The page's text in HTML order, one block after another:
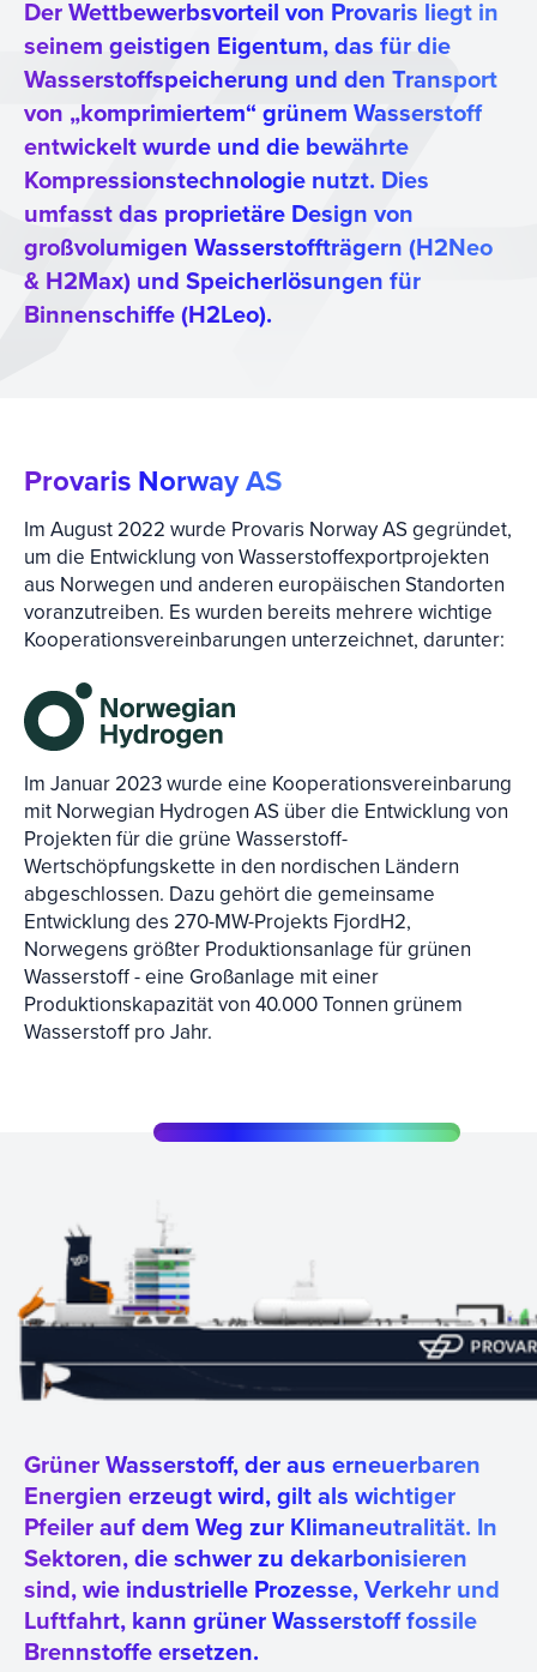
Der Wettbewerbsvorteil von Provaris liegt in
seinem geistigen Eigentum, das für die
Wasserstoffspeicherung und den Transport
von „komprimiertem“ grünem Wasserstoff
entwickelt wurde und die bewährte
Kompressionstechnologie nutzt. Dies
umfasst das proprietäre Design von
großvolumigen Wasserstoffträgern (H2Neo
& H2Max) und Speicherlösungen für
Binnenschiffe (H2Leo).
Provaris Norway AS
Im August 2022 wurde Provaris Norway AS gegründet,
um die Entwicklung von Wasserstoffexportprojekten
aus Norwegen und anderen europäischen Standorten
voranzutreiben. Es wurden bereits mehrere wichtige
Kooperationsvereinbarungen unterzeichnet, darunter:
Im Januar 2023 wurde eine Kooperationsvereinbarung
mit Norwegian Hydrogen AS über die Entwicklung von
Projekten für die grüne Wasserstoff-
Wertschöpfungskette in den nordischen Ländern
abgeschlossen. Dazu gehört die gemeinsame
Entwicklung des 270-MW-Projekts FjordH2,
Norwegens größter Produktionsanlage für grünen
Wasserstoff - eine Großanlage mit einer
Produktionskapazität von 40.000 Tonnen grünem
Wasserstoff pro Jahr.
Grüner Wasserstoff, der aus erneuerbaren
Energien erzeugt wird, gilt als wichtiger
Pfeiler auf dem Weg zur Klimaneutralität. In
Sektoren, die schwer zu dekarbonisieren
sind, wie industrielle Prozesse, Verkehr und
Luftfahrt, kann grüner Wasserstoff fossile
Brennstoffe ersetzen.